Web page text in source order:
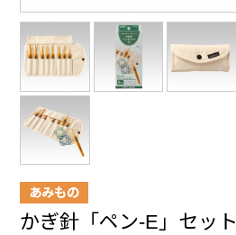
あみもの
かぎ針「ペン-E」セット